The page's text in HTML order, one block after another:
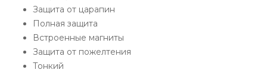
Защита от царапин
Полная защита
Встроенные магниты
Защита от пожелтения
Тонкий